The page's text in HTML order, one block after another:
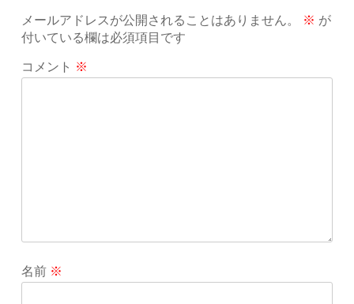
メールアドレスが公開されることはありません。 ※ が
付いている欄は必須項目です
コメント ※
名前 ※